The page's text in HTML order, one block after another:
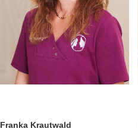
Franka Krautwald